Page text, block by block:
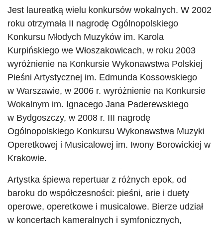
Jest laureatką wielu konkursów wokalnych. W 2002
roku otrzymała II nagrodę Ogólnopolskiego
Konkursu Młodych Muzyków im. Karola
Kurpińskiego we Włoszakowicach, w roku 2003
wyróżnienie na Konkursie Wykonawstwa Polskiej
Pieśni Artystycznej im. Edmunda Kossowskiego
w Warszawie, w 2006 r. wyróżnienie na Konkursie
Wokalnym im. Ignacego Jana Paderewskiego
w Bydgoszczy, w 2008 r. III nagrodę
Ogólnopolskiego Konkursu Wykonawstwa Muzyki
Operetkowej i Musicalowej im. Iwony Borowickiej w
Krakowie.
Artystka śpiewa repertuar z różnych epok, od
baroku do współczesności: pieśni, arie i duety
operowe, operetkowe i musicalowe. Bierze udział
w koncertach kameralnych i symfonicznych,